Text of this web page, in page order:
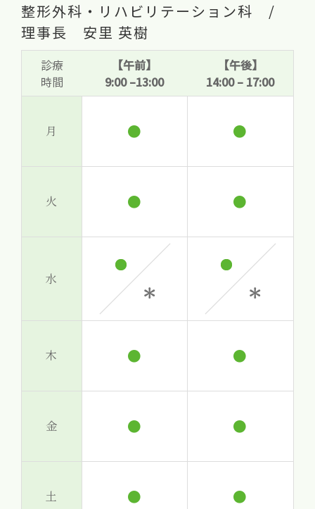
整形外科・リハビリテーション科 /
理事長 安里 英樹
診療
時間
【午前】
9:00 –13:00
【午後】
14:00 – 17:00
月 ● ●
火 ● ●
水
木 ● ●
金 ● ●
土 ● ●